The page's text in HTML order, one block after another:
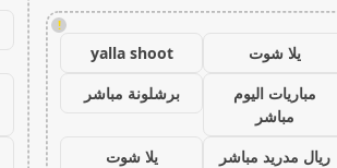
!
يلا شوت
yalla shoot
مباريات اليوم
مباشر
برشلونة مباشر
ريال مدريد مباشر
يلا شوت